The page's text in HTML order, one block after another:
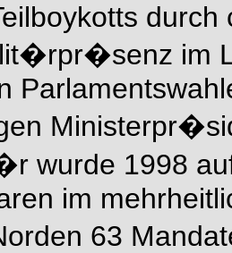
im
wurde 1998
im
63